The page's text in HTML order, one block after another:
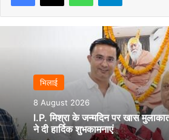
भिलाई
8 August 2026
I.P. मिश्रा के जन्मदिन पर खास
ने दी हार्दिक शुभकामनाएं